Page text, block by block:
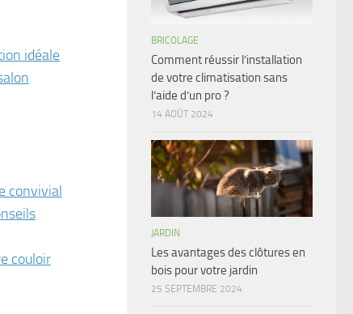
idéale
convivial
couloir
BRICOLAGE
Comment réussir l’installation
de votre climatisation sans
l’aide d’un pro ?
14 AOÛT 2024
JARDIN
Les avantages des clôtures en
bois pour votre jardin
25 SEPTEMBRE 2024